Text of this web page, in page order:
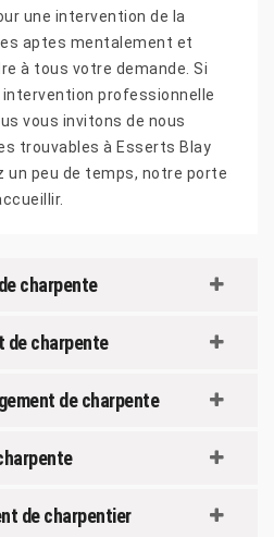
une intervention de la
aptes mentalement et
à tous votre demande. Si
intervention professionnelle
vous invitons de nous
trouvables à Esserts Blay
un peu de temps, notre porte
charpente
de charpente
de charpente
de charpentier